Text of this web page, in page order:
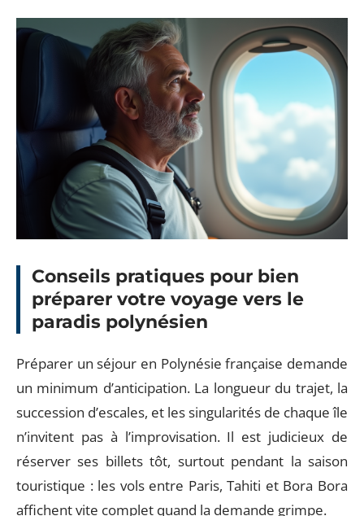
Conseils pratiques pour bien
préparer votre voyage vers le
paradis polynésien
Préparer un séjour en Polynésie française demande
un minimum d’anticipation. La longueur du trajet, la
succession d’escales, et les singularités de chaque île
n’invitent pas à l’improvisation. Il est judicieux de
réserver ses billets tôt, surtout pendant la saison
touristique : les vols entre Paris, Tahiti et Bora Bora
affichent vite complet quand la demande grimpe.